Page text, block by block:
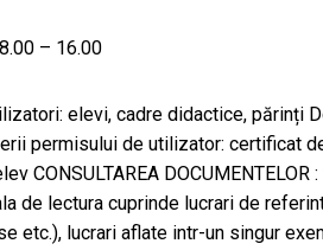
– 16.00
elevi, cadre didactice, părinți
permisului de utilizator: certificat
CONSULTAREA DOCUMENTELOR
de lectura cuprinde lucrari de
etc.), lucrari aflate intr-un singur